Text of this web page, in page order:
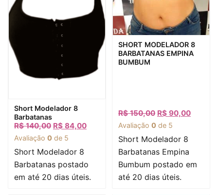
Visualização rápida
Short Modelador 8
Barbatanas
R$140,00 R$ 84,00
Avaliação 0 de 5
Short Modelador 8
Barbatanas postado
em até 20 dias úteis.
Visualização rápida
SHORT MODELADOR 8
BARBATANAS EMPINA
BUMBUM
R$150,00 R$ 90,00
Avaliação 0 de 5
Short Modelador 8
Barbatanas Empina
Bumbum postado em
até 20 dias úteis.